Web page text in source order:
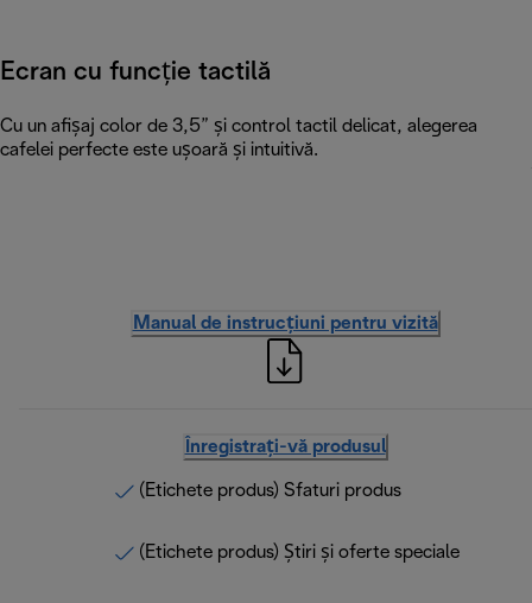
Ecran cu funcție tactilă
Cu un afișaj color de 3,5” și control tactil delicat, alegerea
cafelei perfecte este ușoară și intuitivă.
Manual de instrucțiuni pentru vizită
Înregistrați-vă produsul
(Etichete produs) Sfaturi produs
(Etichete produs) Știri și oferte speciale